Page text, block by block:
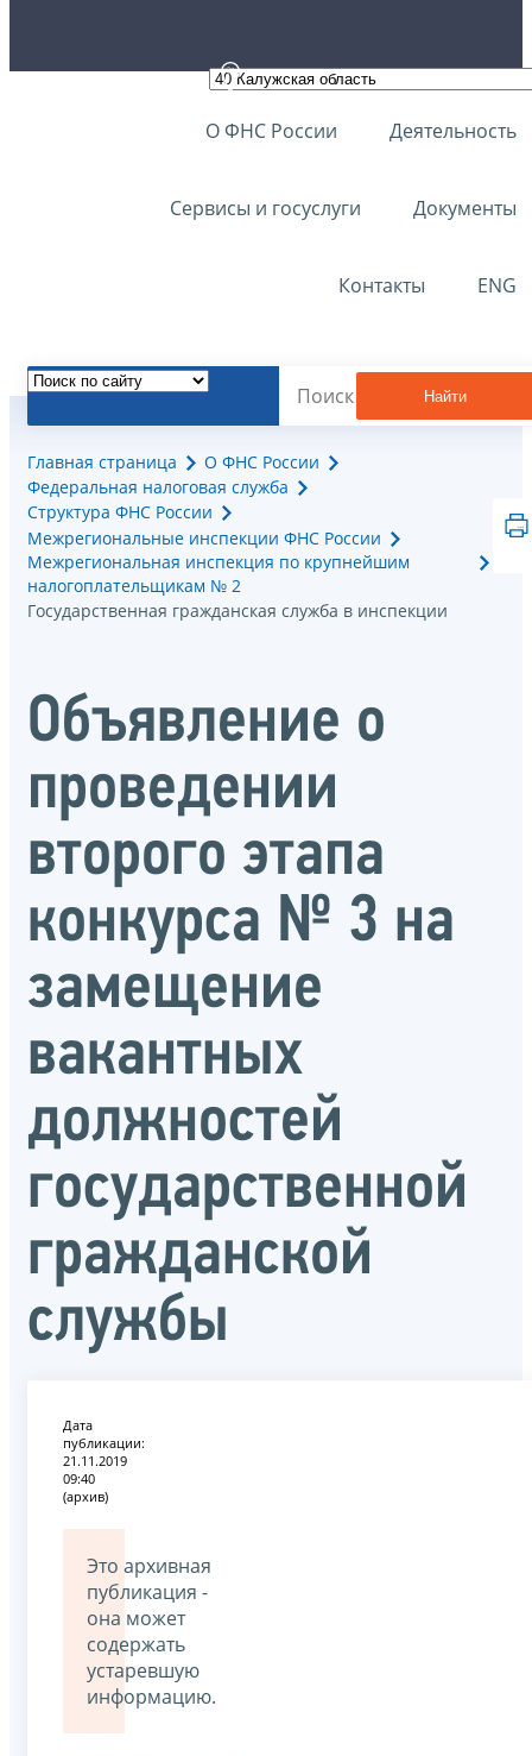
О ФНС России Деятельность
Сервисы и госуслуги Документы
Контакты ENG
Найти
Главная страница
О ФНС России
Федеральная налоговая служба
Структура ФНС России
Межрегиональные инспекции ФНС России
Межрегиональная инспекция по крупнейшим
налогоплательщикам № 2
Государственная гражданская служба в инспекции
Объявление о
проведении
второго этапа
конкурса № 3 на
замещение
вакантных
должностей
государственной
гражданской
службы
Дата
публикации:
21.11.2019
09:40
(архив)
Это архивная
публикация -
она может
содержать
устаревшую
информацию.